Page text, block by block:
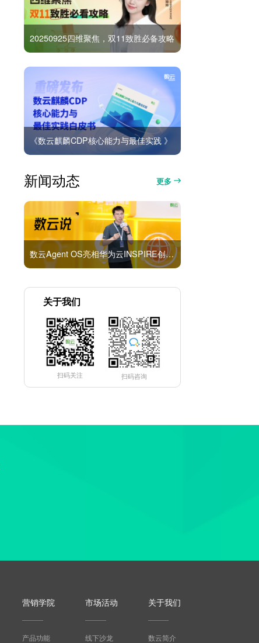
20250925四维聚焦，双11致胜必备攻略
《数云麒麟CDP核心能力与最佳实践 》
新闻动态 更多
数云Agent OS亮相华为云INSPIRE创想者大会：以AI重构消费者运营与零售营销新范式
关于我们
扫码关注 扫码咨询
营销学院
产品功能
市场活动
线下沙龙
关于我们
数云简介